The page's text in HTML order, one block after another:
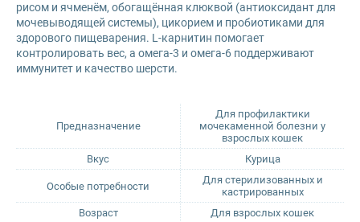
Karmy
Mr. Buffalo
ProBalance
Предназначение
Для профилактики
мочекаменной болезни у
взрослых кошек
Вкус
Курица
Особые потребности
Для стерилизованных и
кастрированных
Возраст
Для взрослых кошек
рисом и ячменём, обогащённая клюквой (антиоксидант для
мочевыводящей системы), цикорием и пробиотиками для
здорового пищеварения. L-карнитин помогает
контролировать вес, а омега-3 и омега-6 поддерживают
иммунитет и качество шерсти.